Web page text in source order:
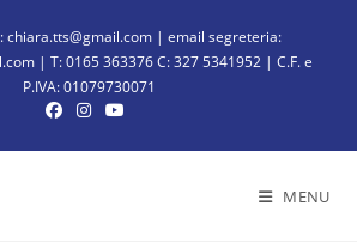
chiara.tts@gmail.com | email segreteria:
| T: 0165 363376 C: 327 5341952 | C.F. e
P.IVA: 01079730071
MENU